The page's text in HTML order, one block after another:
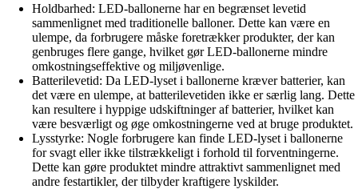
Holdbarhed: LED-ballonerne har en begrænset levetid
sammenlignet med traditionelle balloner. Dette kan være en
ulempe, da forbrugere måske foretrækker produkter, der kan
genbruges flere gange, hvilket gør LED-ballonerne mindre
omkostningseffektive og miljøvenlige.
Batterilevetid: Da LED-lyset i ballonerne kræver batterier, kan
det være en ulempe, at batterilevetiden ikke er særlig lang. Dette
kan resultere i hyppige udskiftninger af batterier, hvilket kan
være besværligt og øge omkostningerne ved at bruge produktet.
Lysstyrke: Nogle forbrugere kan finde LED-lyset i ballonerne
for svagt eller ikke tilstrækkeligt i forhold til forventningerne.
Dette kan gøre produktet mindre attraktivt sammenlignet med
andre festartikler, der tilbyder kraftigere lyskilder.